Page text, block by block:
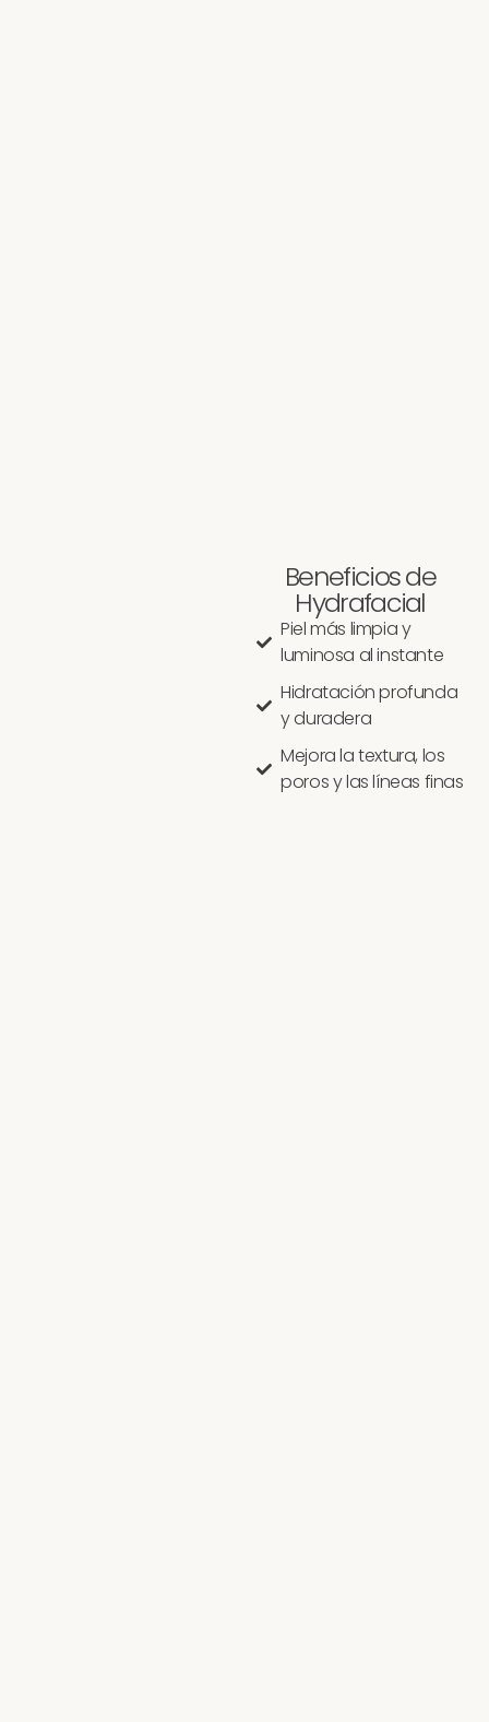
Beneficios de
Hydrafacial
Piel más limpia y
luminosa al instante
Hidratación profunda
y duradera
Mejora la textura, los
poros y las líneas finas